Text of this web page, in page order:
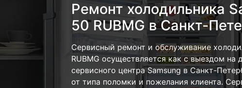
Ремонт холодильника
50 RUBMG в Санкт-
Сервисный ремонт и обслуживание
RUBMG осуществляется как с выездом на
сервисного центра Samsung в Санкт-
от типа поломки и пожелания клиента.